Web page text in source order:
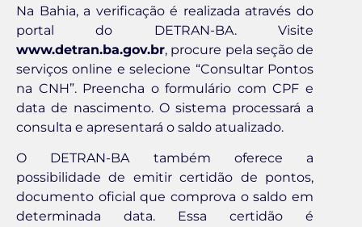
Na Bahia, a verificação é realizada através do
portal do DETRAN-BA. Visite
www.detran.ba.gov.br, procure pela seção de
serviços online e selecione “Consultar Pontos
na CNH”. Preencha o formulário com CPF e
data de nascimento. O sistema processará a
consulta e apresentará o saldo atualizado.
O DETRAN-BA também oferece a
possibilidade de emitir certidão de pontos,
documento oficial que comprova o saldo em
determinada data. Essa certidão é